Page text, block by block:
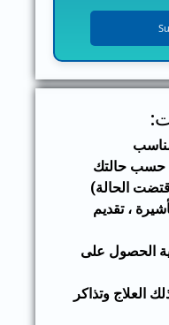
حسب حالتك
الحالة)
، تقديم
الحصول على
العلاج وتذاكر